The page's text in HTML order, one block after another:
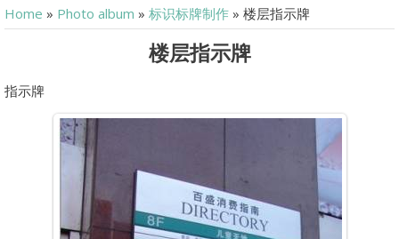
Home » Photo album » 标识标牌制作 » 楼层指示牌
楼层指示牌
指示牌